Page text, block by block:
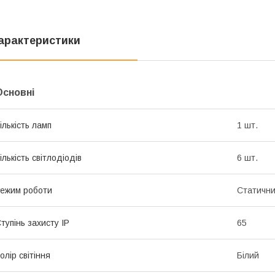
ламп 1 шт.
світлодіодів 6 шт.
роботи
захисту IP 65
світіння Білий